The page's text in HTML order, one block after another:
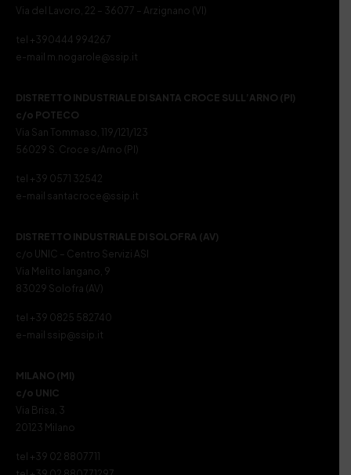
Via del Lavoro, 22 – 36077 – Arzignano (VI)
tel +390444 994267
e-mail m.nogarole@ssip.it
DISTRETTO INDUSTRIALE DI SANTA CROCE SULL’ARNO (PI)
c/o POTECO
Via San Tommaso, 119/121/123
56029 S. Croce s/Arno (PI)
tel +39 0571 32542
e-mail santacroce@ssip.it
DISTRETTO INDUSTRIALE DI SOLOFRA (AV)
c/o UNIC – Centro Servizi ASI
Via Melito Iangano, 9
83029 Solofra (AV)
tel +39 0825 582740
e-mail ssip@ssip.it
MILANO (MI)
c/o UNIC
Via Brisa, 3
20123 Milano
tel +39 02 8807711